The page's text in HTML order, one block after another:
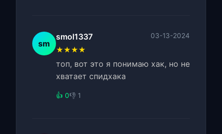
sm
smol1337 03-13-2024
★★★★
топ, вот это я понимаю хак, но не
хватает спидхака
👍 0👎 1